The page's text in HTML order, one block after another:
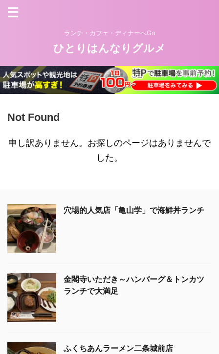
ランチ・カフェ・ディナーへGo
ひとりはんなりグルメ
Not Found
申し訳ありません。お探しのページはありませんで
した。
穴場的人気店「亀山学」で海鮮丼ランチ
金閣寺いただき～ハンバーグ＆トンカツ
ランチで大満足
ふくちあんラーメン二条城前店